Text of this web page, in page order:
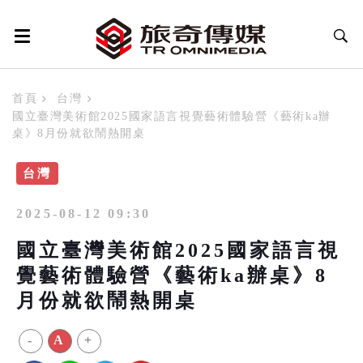
首頁
台灣
國立臺灣美術館2025國家語言視覺藝術體驗營《藝術ka辦
桌》8月份就欲鬧熱開桌
台灣
2025-08-12 09:30
國立臺灣美術館2025國家語言視
覺藝術體驗營《藝術ka辦桌》8
月份就欲鬧熱開桌
- A +